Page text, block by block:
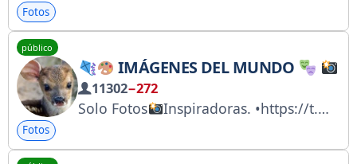
Fotos
público
IMÁGENES DEL MUNDO
11302−272
Solo Fotos Inspiradoras. •https://t.me/addlist/CcMpPecsE6I2Nzhh •https://whatsapp.com/channel/0029Va9Wqsu2UPB8Cvj4I80U •Instagram.com/DeAmoryDesamor_ •Facebook.com/situaciones.y.sensaciones •facebook.com/mptesencia •facebook.com/genialyjovial
Fotos